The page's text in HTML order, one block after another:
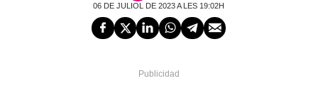
06 DE JULIOL DE 2023 A LES 19:02H